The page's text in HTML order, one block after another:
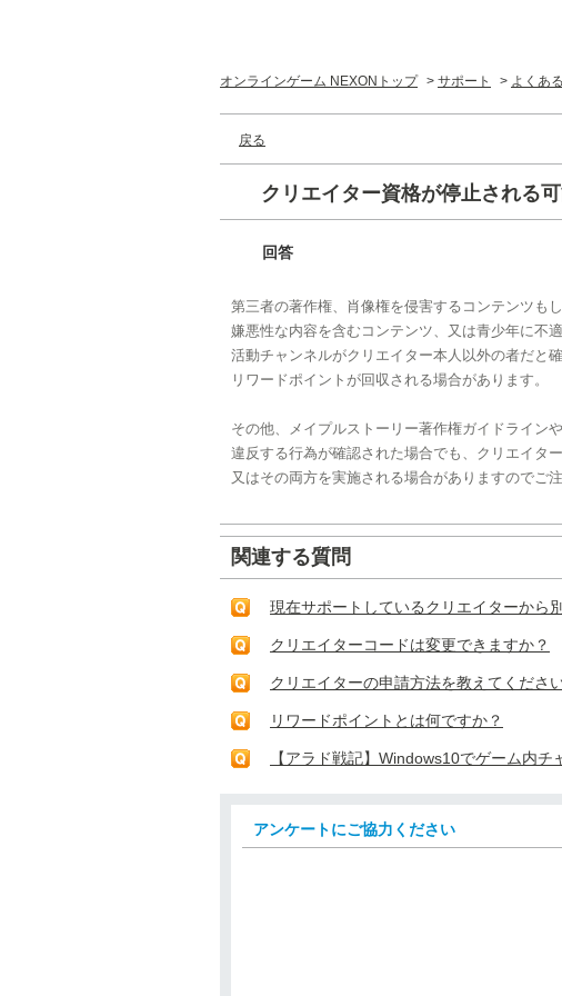
オンラインゲーム NEXONトップ > サポート > よくあ
戻る
クリエイター資格が停止される
回答
第三者の著作権、肖像権を侵害するコンテンツも
嫌悪性な内容を含むコンテンツ、又は青少年に不
活動チャンネルがクリエイター本人以外の者だと
リワードポイントが回収される場合があります。
その他、メイプルストーリー著作権ガイドライン
違反する行為が確認された場合でも、クリエイタ
又はその両方を実施される場合がありますのでご
関連する質問
現在サポートしているクリエイターから
クリエイターコードは変更できますか？
クリエイターの申請方法を教えてくださ
リワードポイントとは何ですか？
【アラド戦記】Windows10でゲーム内チ
アンケートにご協力ください